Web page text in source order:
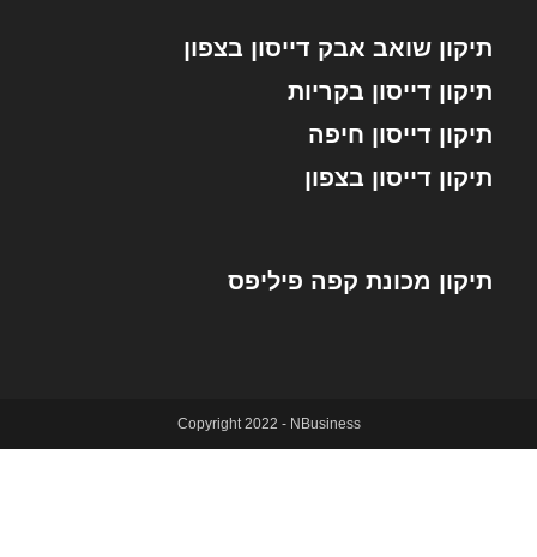
תיקון שואב אבק דייסון בצפון
תיקון דייסון בקריות
תיקון דייסון חיפה
תיקון דייסון בצפון
תיקון מכונת קפה פיליפס
Copyright 2022 - NBusiness